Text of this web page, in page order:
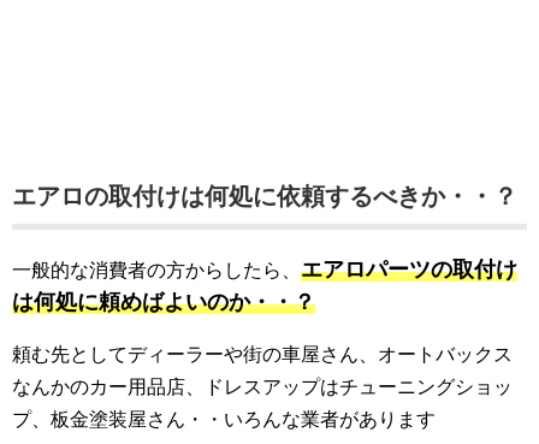
エアロの取付けは何処に依頼するべきか・・？
一般的な消費者の方からしたら、 エアロパーツの取付け
は何処に頼めばよいのか・・？
頼む先としてディーラーや街の車屋さん、オートバックス
なんかのカー用品店、ドレスアップはチューニングショッ
プ、板金塗装屋さん・・いろんな業者があります